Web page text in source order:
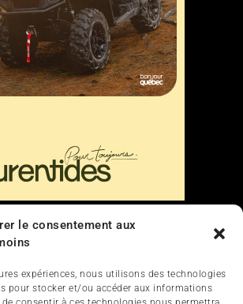
le consentement aux
expériences, nous utilisons des technologies
pour stocker et/ou accéder aux informations